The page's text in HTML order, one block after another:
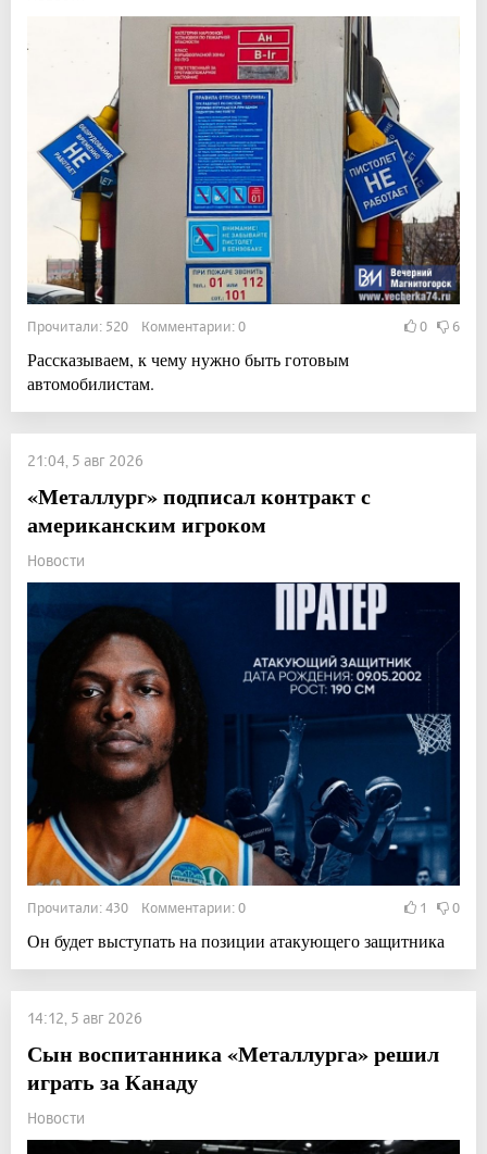
Прочитали: 520 Комментарии: 0 0 6
Рассказываем, к чему нужно быть готовым
автомобилистам.
21:04, 5 авг 2026
«Металлург» подписал контракт с
американским игроком
Новости
Прочитали: 430 Комментарии: 0 1 0
Он будет выступать на позиции атакующего защитника
14:12, 5 авг 2026
Сын воспитанника «Металлурга» решил
играть за Канаду
Новости